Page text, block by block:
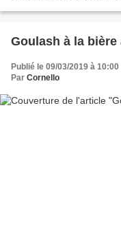
Goulash à la
Publié le 09/03/2019 à 10:00
Par Cornello